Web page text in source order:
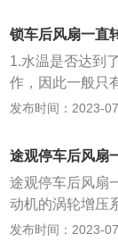
拓展资料:以下是
体在作用力的功
耗汽车轮上输出
高温而故障，汽
温度在工作，才
锁车后风扇一直
1.水温是否达到
作，因此一般只
动，如果温度过
合乎要求，汽车
题，如果继电
题：如果上面两
地方有时候也会
因此也应当注意
发布时间：2023-
途观停车后风扇
途观停车后风扇
动机的涡轮增压
统得不到散热，
发布时间：2023-